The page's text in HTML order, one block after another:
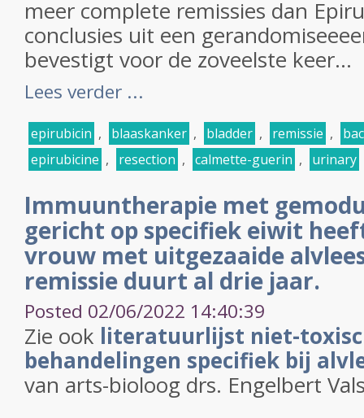
meer complete remissies dan
conclusies uit een
bevestigt voor de zoveelste keer...
Lees verder ...
epirubicin , blaaskanker , bladder , remissie ,
epirubicine , resection , calmette-guerin , urinary
Immuuntherapie met
gericht op specifiek eiwit
vrouw met uitgezaaide
remissie duurt al drie jaar.
Posted 02/06/2022 14:40:39
Zie ook literatuurlijst niet-
behandelingen specifiek bij
van arts-bioloog drs. Engelbert